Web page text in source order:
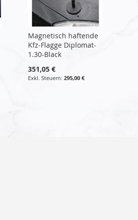
Magnetisch haftende
Kfz-Flagge Diplomat-
1.30-Black
351,05 €
295,00 €